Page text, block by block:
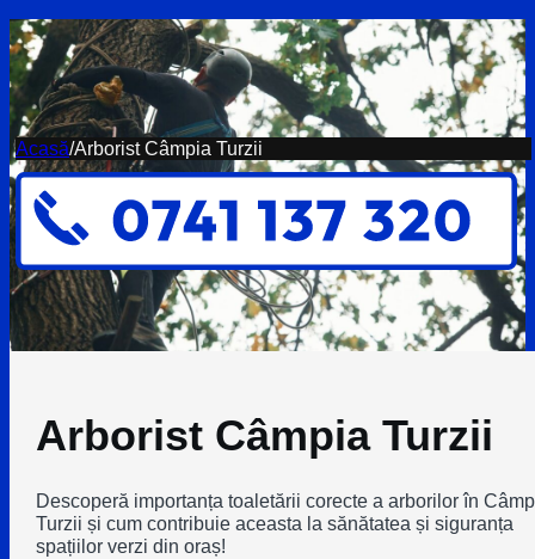
Acasă/Arborist Câmpia Turzii
Arborist Câmpia Turzii
Descoperă importanța toaletării corecte a arborilor în
Turzii și cum contribuie aceasta la sănătatea și siguranța
spațiilor verzi din oraș!